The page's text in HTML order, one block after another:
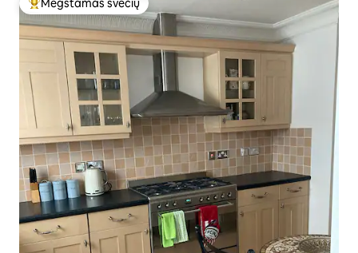
Svečių mėgstamiausias
Mėgstamas svečių